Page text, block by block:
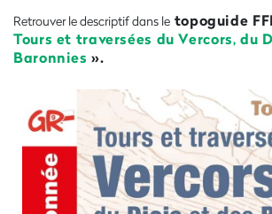
Retrouver le descriptif dans le topoguide
Tours et traversées du Vercors, du
Baronnies ».